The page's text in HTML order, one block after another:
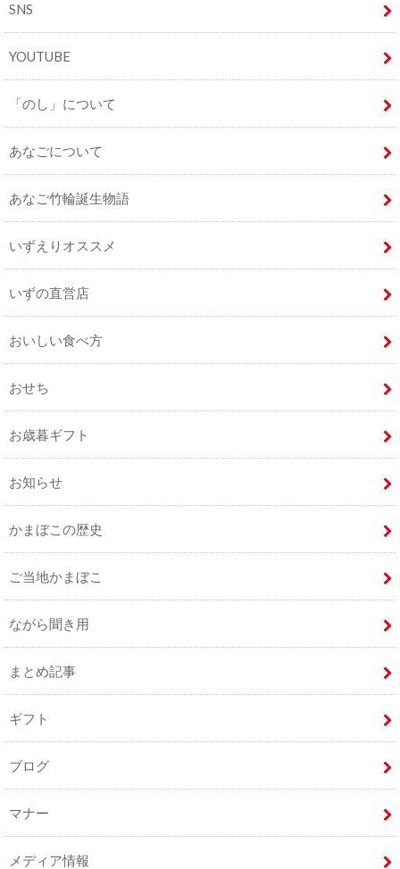
SNS
YOUTUBE
「のし」について
あなごについて
あなご竹輪誕生物語
いずえりオススメ
いずの直営店
おいしい食べ方
おせち
お歳暮ギフト
お知らせ
かまぼこの歴史
ご当地かまぼこ
ながら聞き用
まとめ記事
ギフト
ブログ
マナー
メディア情報